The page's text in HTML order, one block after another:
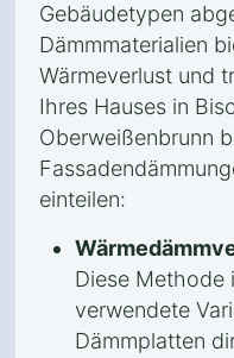
Gebäudetypen
Dämmmaterialien
Wärmeverlust und
Ihres Hauses in
Oberweißenbrunn
einteilen:
Diese Methode
verwendete
Dämmplatten